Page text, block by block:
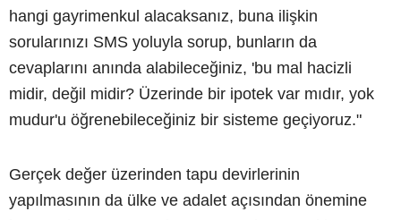
hangi gayrimenkul alacaksanız, buna ilişkin
sorularınızı SMS yoluyla sorup, bunların da
cevaplarını anında alabileceğiniz, 'bu mal hacizli
midir, değil midir? Üzerinde bir ipotek var mıdır, yok
mudur'u öğrenebileceğiniz bir sisteme geçiyoruz."
Gerçek değer üzerinden tapu devirlerinin
yapılmasının da ülke ve adalet açısından önemine